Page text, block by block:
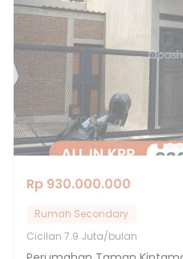
Rp 930.000.000
Rumah Secondary
Cicilan 7.9 Juta/bulan